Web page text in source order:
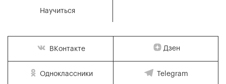
Научиться
ВКонтакте Дзен
Одноклассники Telegram